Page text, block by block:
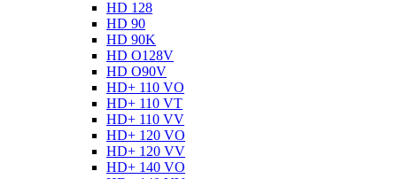
HD 128
HD 90
HD 90K
HD O128V
HD O90V
HD+ 110 VO
HD+ 110 VT
HD+ 110 VV
HD+ 120 VO
HD+ 120 VV
HD+ 140 VO